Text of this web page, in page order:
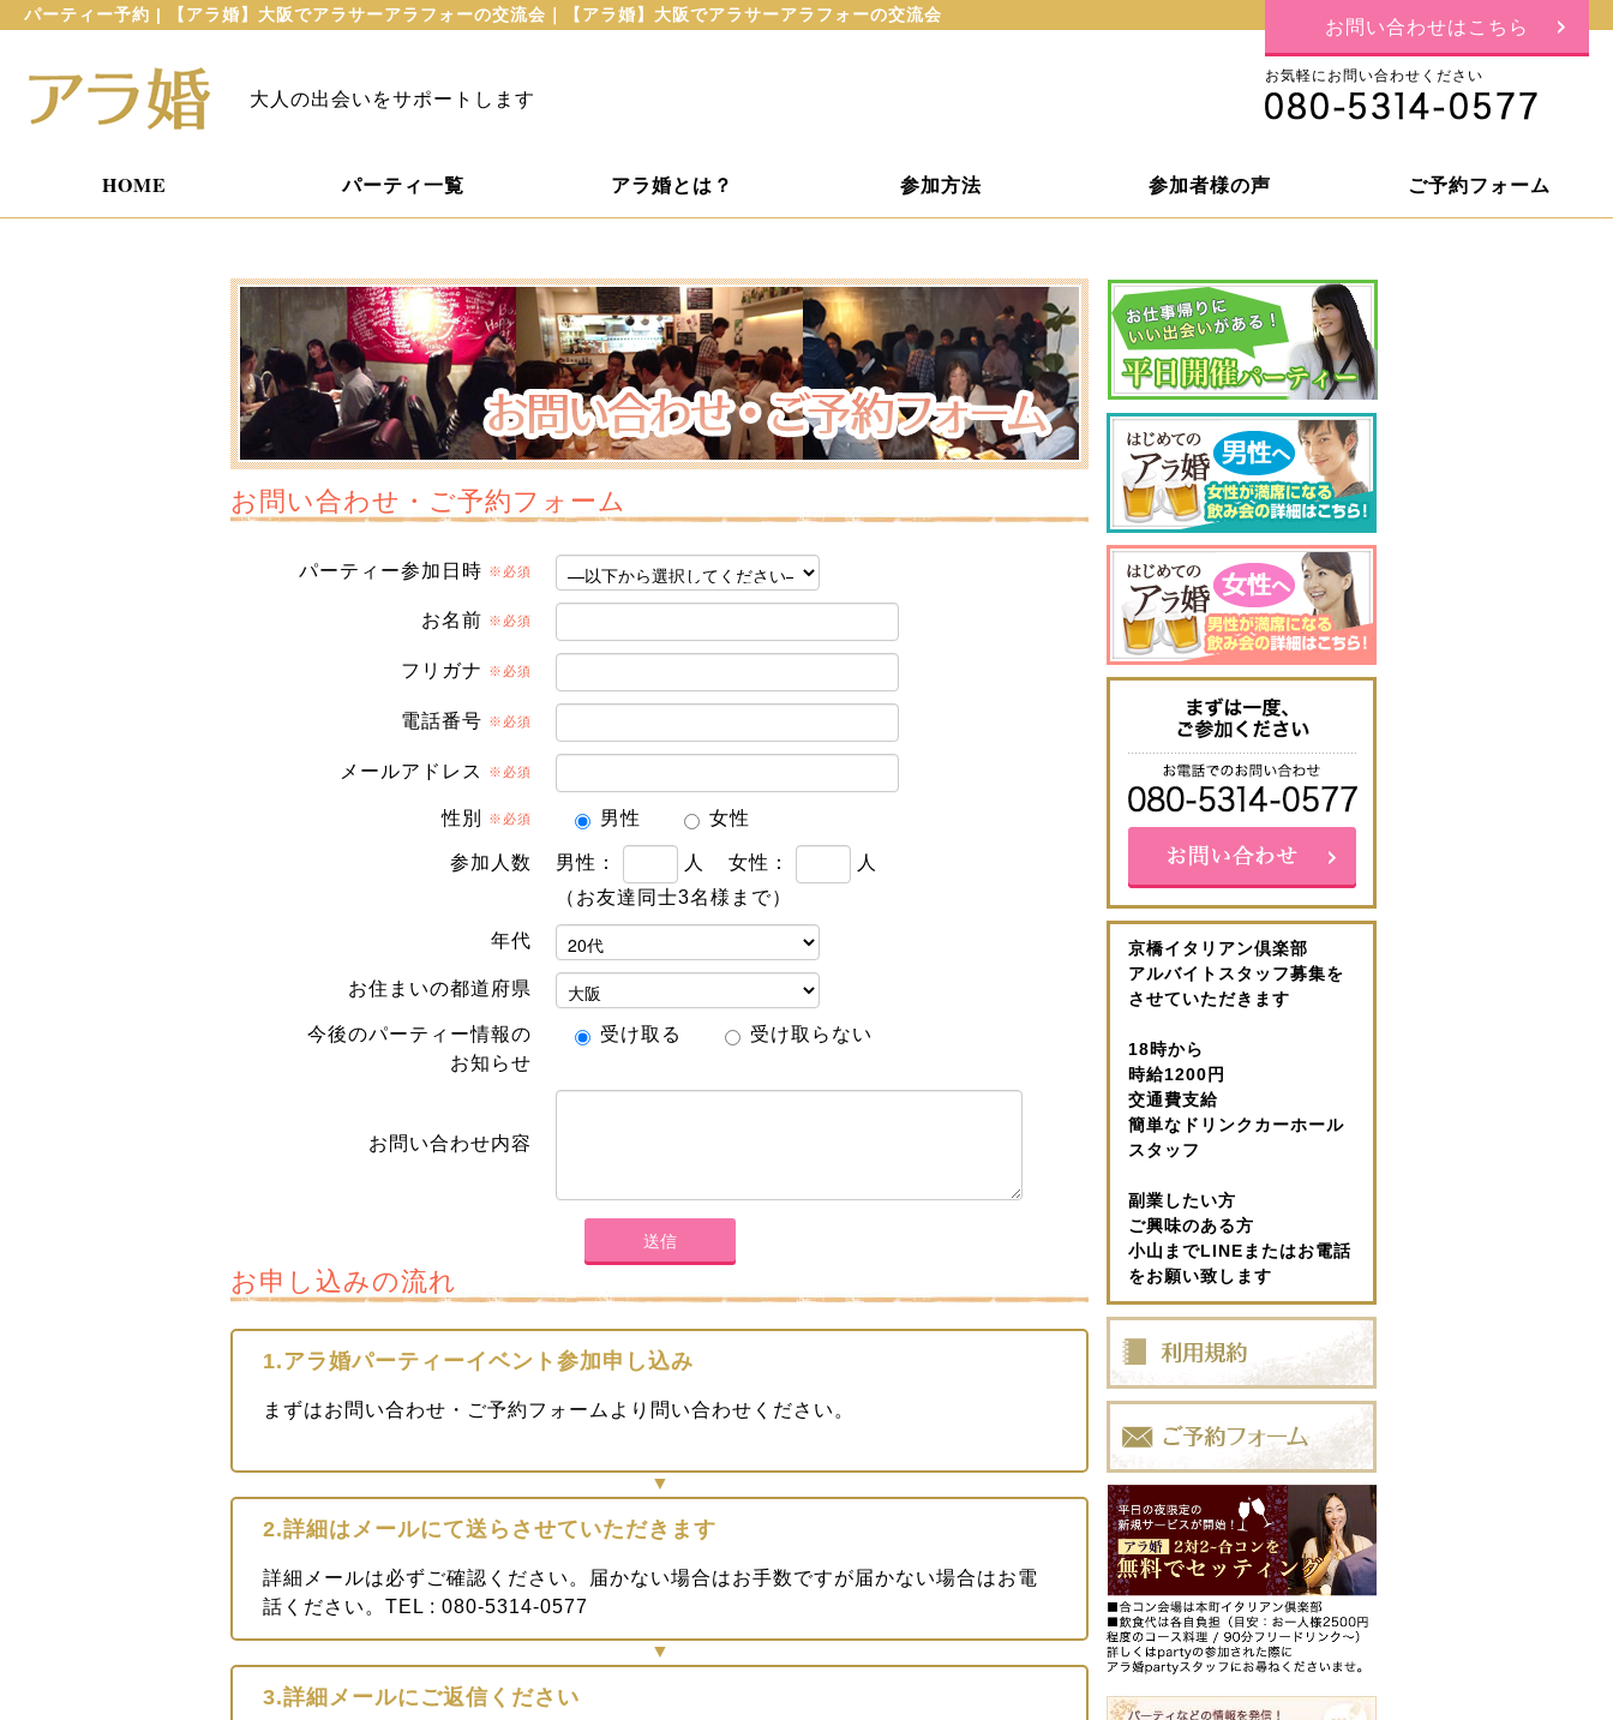
パーティー予約 | 【アラ婚】大阪でアラサーアラフォーの交流会｜【アラ婚】大阪でアラサーアラフォーの交流会
大人の出会いをサポートします
お問い合わせはこちら
お気軽にお問い合わせください
HOME パーティ一覧 アラ婚とは？ 参加方法 参加者様の声 ご予約フォーム
お問い合わせ・ご予約フォーム
パーティー参加日時 ※必須
お名前 ※必須
フリガナ ※必須
電話番号 ※必須
メールアドレス ※必須
性別 ※必須 男性 女性
参加人数 男性： 人 女性：
人
（お友達同士3名様まで）
年代
お住まいの都道府県
今後のパーティー情報の
お知らせ
受け取る 受け取らない
お問い合わせ内容
お申し込みの流れ
1.アラ婚パーティーイベント参加申し込み
まずはお問い合わせ・ご予約フォームより問い合わせください。
2.詳細はメールにて送らさせていただきます
詳細メールは必ずご確認ください。届かない場合はお手数ですが届かない場合はお電
話ください。TEL : 080-5314-0577
3.詳細メールにご返信ください
京橋イタリアン倶楽部
アルバイトスタッフ募集を
させていただきます
18時から
時給1200円
交通費支給
簡単なドリンクカーホール
スタッフ
副業したい方
ご興味のある方
小山までLINEまたはお電話
をお願い致します